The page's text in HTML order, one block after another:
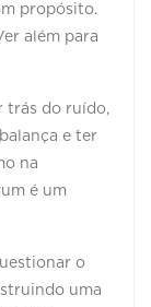
propósito.
além para
trás do ruído,
e ter
na
é um
o
uma